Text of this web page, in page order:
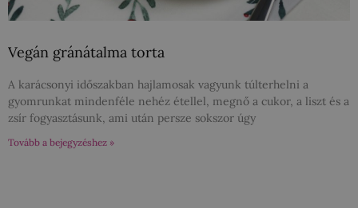
Vegán gránátalma torta
A karácsonyi időszakban hajlamosak vagyunk túlterhelni a
gyomrunkat mindenféle nehéz étellel, megnő a cukor, a liszt és a
zsír fogyasztásunk, ami után persze sokszor úgy
Tovább a bejegyzéshez »